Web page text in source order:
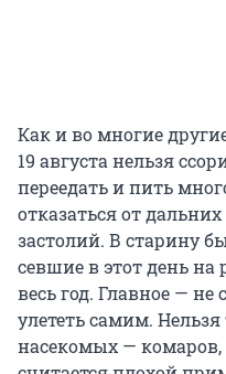
Как и во многие
19 августа нельзя
переедать и пить
отказаться от
застолий. В старину
севшие в этот день на
весь год. Главное — не
улететь самим.
насекомых —